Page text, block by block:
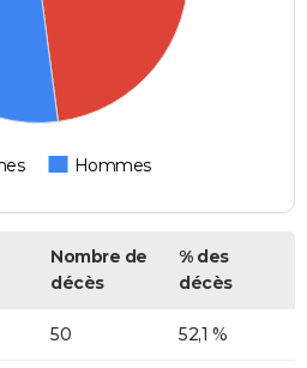
Hommes
Nombre de
décès
% des
décès
50 52,1 %